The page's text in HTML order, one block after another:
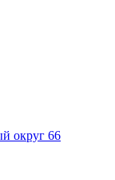
округ 66